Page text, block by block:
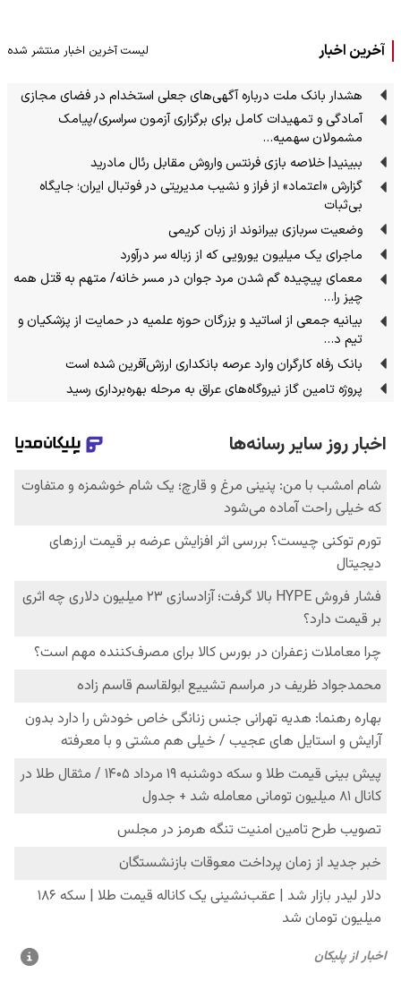
آخرین اخبار لیست آخرین اخبار منتشر شده
هشدار بانک ملت درباره آگهی‌های جعلی استخدام در فضای مجازی
آمادگی و تمهیدات کامل برای برگزاری آزمون سراسری/پیامک
مشمولان سهمیه…
ببینید| خلاصه بازی فرنتس واروش مقابل رئال مادرید
گزارش «اعتماد» از فراز و نشیب مدیریتی در فوتبال ایران؛ جایگاه
بی‌ثبات
وضعیت سربازی بیرانوند از زبان کریمی
ماجرای یک میلیون یورویی که از زباله سر درآورد
معمای پیچیده گم شدن مرد جوان در مسر خانه/ متهم به قتل همه
چیز را…
بیانیه جمعی از اساتید و بزرگان حوزه علمیه در حمایت از پزشکیان و
تیم د…
بانک رفاه کارگران وارد عرصه بانکداری ارزش‌آفرین شده است
پروژه تامین گاز نیروگاه‌های عراق به مرحله بهره‌برداری رسید